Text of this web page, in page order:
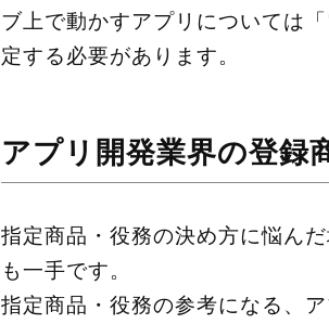
ブ上で動かすアプリについては
定する必要があります。
アプリ開発業界の登録
指定商品・役務の決め方に悩ん
も一手です。
指定商品・役務の参考になる、